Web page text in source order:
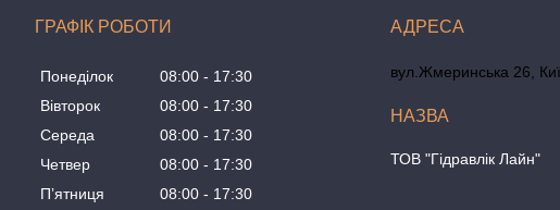
ГРАФІК РОБОТИ
Понеділок 08:00
17:30
Вівторок
08:00
17:30
Середа
08:00
17:30
Четвер
08:00
17:30
Пʼятниця
08:00
17:30
вул.Жмеринська 26,
ТОВ "Гідравлік Лайн"